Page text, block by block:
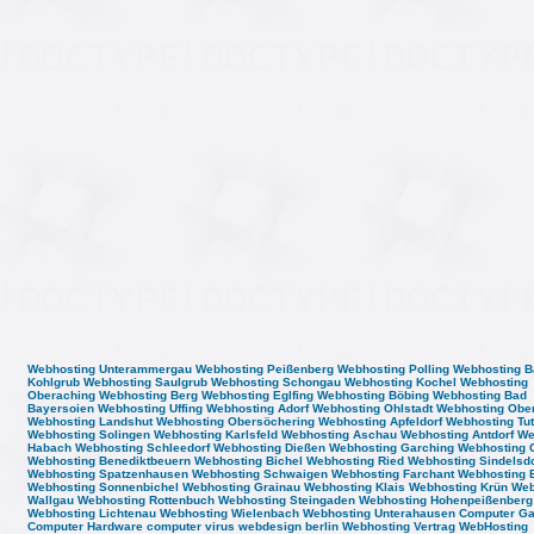
Webhosting Unterammergau Webhosting Peißenberg Webhosting Polling Webhosting
Kohlgrub Webhosting Saulgrub Webhosting Schongau Webhosting Kochel Webhosting
Oberaching Webhosting Berg Webhosting Eglfing Webhosting Böbing Webhosting Bad
Bayersoien Webhosting Uffing Webhosting Adorf Webhosting Ohlstadt Webhosting
Webhosting Landshut Webhosting Obersöchering Webhosting Apfeldorf Webhosting
Webhosting Solingen Webhosting Karlsfeld Webhosting Aschau Webhosting Antdorf
Habach Webhosting Schleedorf Webhosting Dießen Webhosting Garching Webhosting
Webhosting Benediktbeuern Webhosting Bichel Webhosting Ried Webhosting
Webhosting Spatzenhausen Webhosting Schwaigen Webhosting Farchant Webhosting
Webhosting Sonnenbichel Webhosting Grainau Webhosting Klais Webhosting Krün
Wallgau Webhosting Rottenbuch Webhosting Steingaden Webhosting Hohenpeißenberg
Webhosting Lichtenau Webhosting Wielenbach Webhosting Unterahausen Computer
Computer Hardware computer virus webdesign berlin Webhosting Vertrag WebHosting